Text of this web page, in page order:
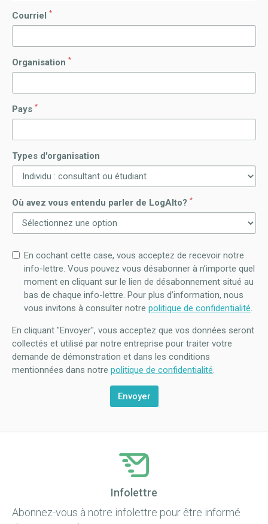
Courriel *
Organisation *
Pays *
Types d'organisation
Où avez vous entendu parler de LogAlto? *
En cochant cette case, vous acceptez de recevoir notre
info-lettre. Vous pouvez vous désabonner à n’importe quel
moment en cliquant sur le lien de désabonnement situé au
bas de chaque info-lettre. Pour plus d’information, nous
vous invitons à consulter notre politique de confidentialité.
En cliquant "Envoyer", vous acceptez que vos données seront
collectés et utilisé par notre entreprise pour traiter votre
demande de démonstration et dans les conditions
mentionnées dans notre politique de confidentialité.
Infolettre
Abonnez-vous à notre infolettre pour être informé